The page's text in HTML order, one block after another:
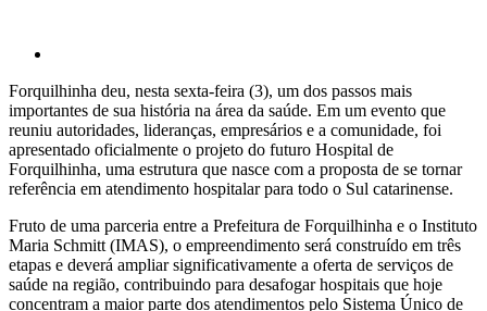
Forquilhinha deu, nesta sexta-feira (3), um dos passos mais
importantes de sua história na área da saúde. Em um evento que
reuniu autoridades, lideranças, empresários e a comunidade, foi
apresentado oficialmente o projeto do futuro Hospital de
Forquilhinha, uma estrutura que nasce com a proposta de se tornar
referência em atendimento hospitalar para todo o Sul catarinense.
Fruto de uma parceria entre a Prefeitura de Forquilhinha e o Instituto
Maria Schmitt (IMAS), o empreendimento será construído em três
etapas e deverá ampliar significativamente a oferta de serviços de
saúde na região, contribuindo para desafogar hospitais que hoje
concentram a maior parte dos atendimentos pelo Sistema Único de